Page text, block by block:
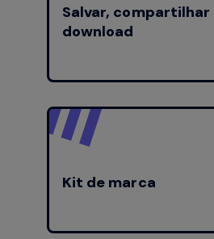
Salvar, compartilhar
download
Kit de marca